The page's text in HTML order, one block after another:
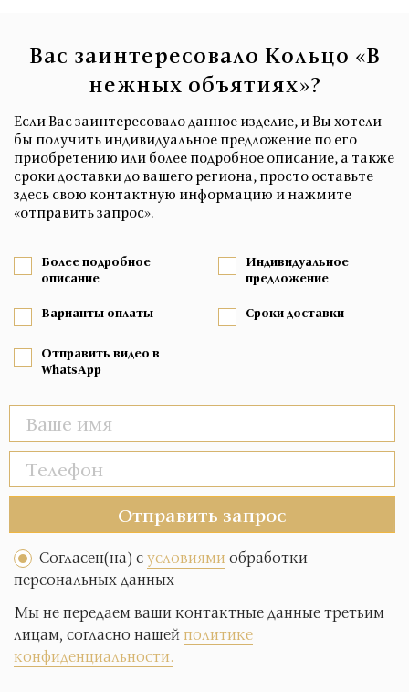
Вас заинтересовало Кольцо «В
нежных объятиях»?
Если Вас заинтересовало данное изделие, и Вы хотели
бы получить индивидуальное предложение по его
приобретению или более подробное описание, а также
сроки доставки до вашего региона, просто оставьте
здесь свою контактную информацию и нажмите
«отправить запрос».
Более подробное
описание
Индивидуальное
предложение
Варианты оплаты Сроки доставки
Отправить видео в
WhatsApp
Отправить запрос
Согласен(на) сусловиямиобработки
персональных данных
Мы не передаем ваши контактные данные третьим
лицам, согласно нашейполитике
конфиденциальности.